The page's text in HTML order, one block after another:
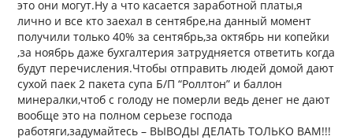
это они могут.Ну а что касается заработной платы,я
лично и все кто заехал в сентябре,на данный момент
получили только 40% за сентябрь,за октябрь ни копейки
,за ноябрь даже бухгалтерия затрудняется ответить когда
будут перечисления.Чтобы отправить людей домой дают
сухой паек 2 пакета супа Б/П “Роллтон” и баллон
минералки,чтоб с голоду не померли ведь денег не дают
вообще это на полном серьезе господа
работяги,задумайтесь – ВЫВОДЫ ДЕЛАТЬ ТОЛЬКО ВАМ!!!